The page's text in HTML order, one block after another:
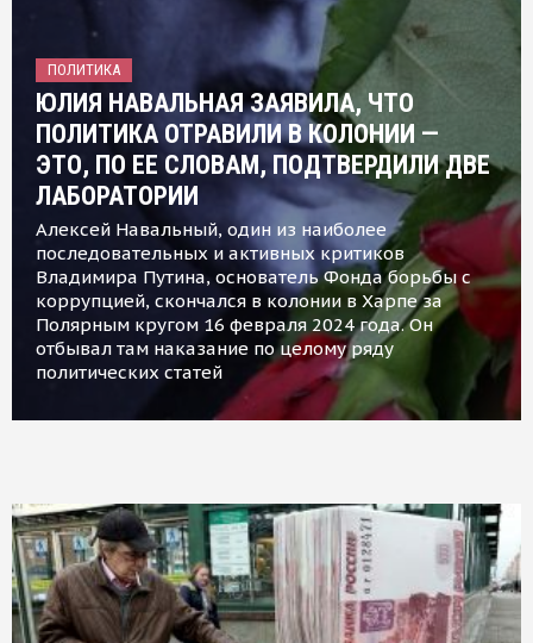
ПОЛИТИКА
ЮЛИЯ НАВАЛЬНАЯ ЗАЯВИЛА, ЧТО
ПОЛИТИКА ОТРАВИЛИ В КОЛОНИИ —
ЭТО, ПО ЕЕ СЛОВАМ, ПОДТВЕРДИЛИ ДВЕ
ЛАБОРАТОРИИ
Алексей Навальный, один из наиболее
последовательных и активных критиков
Владимира Путина, основатель Фонда борьбы с
коррупцией, скончался в колонии в Харпе за
Полярным кругом 16 февраля 2024 года. Он
отбывал там наказание по целому ряду
политических статей